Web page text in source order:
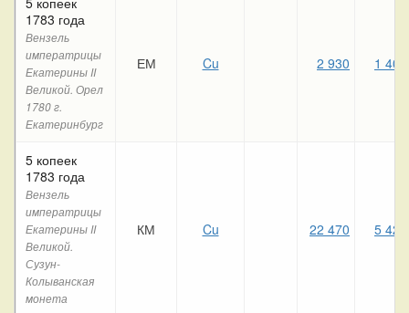
1783 года
Вензель
императрицы
Екатерины II
Великой. Орел
1780 г.
Екатеринбург
ЕМ Cu 2 930 1 400
5 копеек
1783 года
Вензель
императрицы
Екатерины II
Великой.
Сузун-
Колыванская
монета
КМ Cu 22 470 5 420